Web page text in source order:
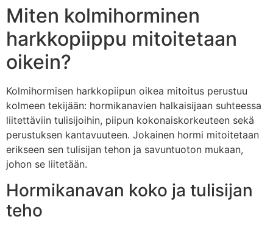
Miten kolmihorminen
harkkopiippu mitoitetaan
oikein?
Kolmihormisen harkkopiipun oikea mitoitus perustuu
kolmeen tekijään: hormikanavien halkaisijaan suhteessa
liitettäviin tulisijoihin, piipun kokonaiskorkeuteen sekä
perustuksen kantavuuteen. Jokainen hormi mitoitetaan
erikseen sen tulisijan tehon ja savuntuoton mukaan,
johon se liitetään.
Hormikanavan koko ja tulisijan
teho